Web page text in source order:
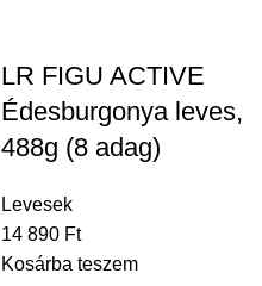
LR FIGU ACTIVE
Édesburgonya leves,
488g (8 adag)
Levesek
14 890 Ft
Kosárba teszem